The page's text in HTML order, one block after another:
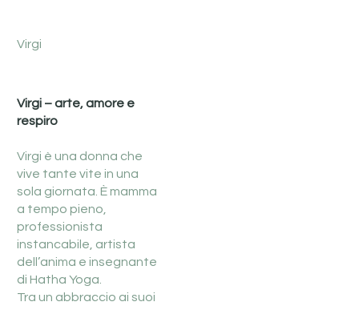
Virgi
Virgi – arte, amore e
respiro
Virgi è una donna che
vive tante vite in una
sola giornata. È mamma
a tempo pieno,
professionista
instancabile, artista
dell’anima e insegnante
di Hatha Yoga.
Tra un abbraccio ai suoi